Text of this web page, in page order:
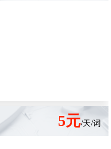
5元/天/词